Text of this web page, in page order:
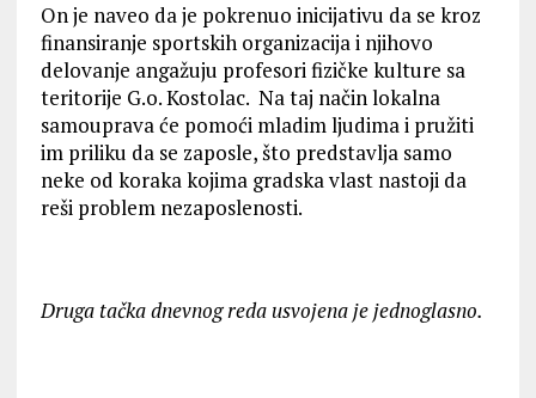
On je naveo da je pokrenuo inicijativu da se kroz
finansiranje sportskih organizacija i njihovo
delovanje angažuju profesori fizičke kulture sa
teritorije G.o. Kostolac. Na taj način lokalna
samouprava će pomoći mladim ljudima i pružiti
im priliku da se zaposle, što predstavlja samo
neke od koraka kojima gradska vlast nastoji da
reši problem nezaposlenosti.
Druga tačkadnevnog reda usvojena je jednoglasno.